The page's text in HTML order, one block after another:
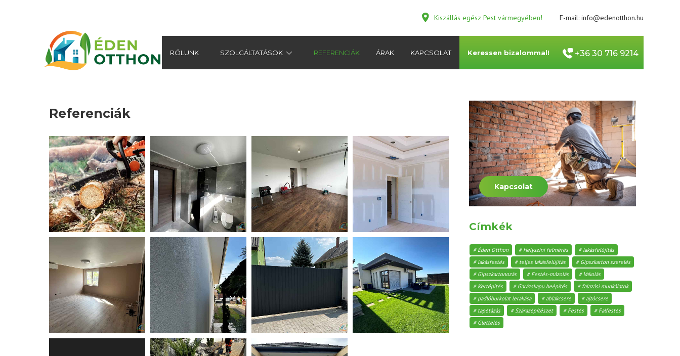
Kiszállás egész Pest vármegyében! E-mail: info@edenotthon.hu
RÓLUNK SZOLGÁLTATÁSOK REFERENCIÁK ÁRAK KAPCSOLAT Keressen bizalommal! +36 30 716 9214
Referenciák
Kapcsolat
Címkék
Éden Otthon Helyszíni felmérés
lakásfelújítás
lakásfestés
teljes lakásfelújítás
Gipszkarton szerelés
Gipszkartonozás
Festés-mázolás
Vakolás
Kertépítés
Garázskapu beépítés
falazási munkálatok
padlóburkolat lerakása
ablakcsere
ajtócsere
tapétázás
Szárazépítészet Festés
Falfestés
Glettelés